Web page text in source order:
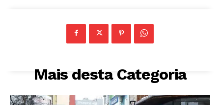
Mais desta Categoria